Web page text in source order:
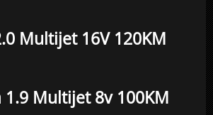
Multijet 16V 120KM
1.9 Multijet 8v 100KM